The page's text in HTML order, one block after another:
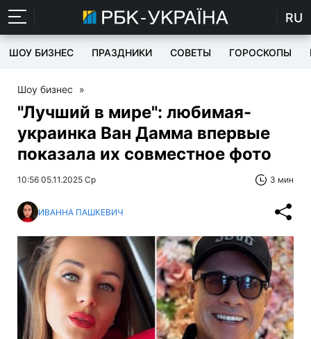
RU
ШОУ БИЗНЕС ПРАЗДНИКИ СОВЕТЫ ГОРОСКОПЫ
Шоу бизнес »
"Лучший в мире": любимая-
украинка Ван Дамма впервые
показала их совместное фото
10:56 05.11.2025 Ср 3 мин
ИВАННА ПАШКЕВИЧ